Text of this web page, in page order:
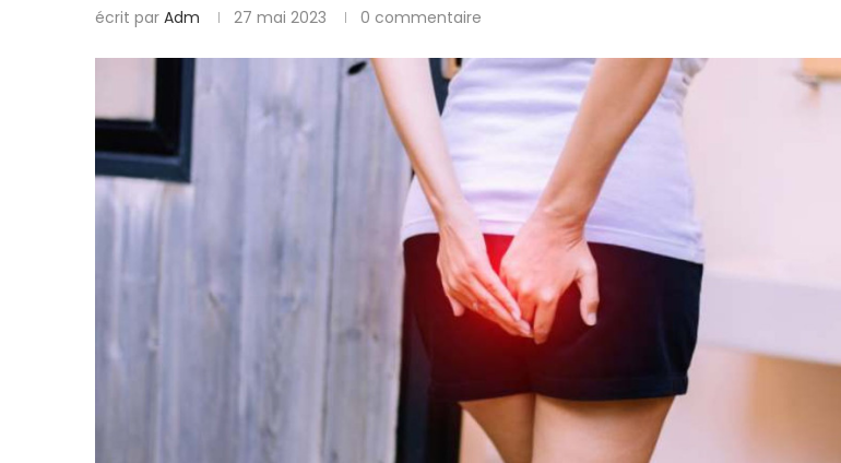
écrit par Adm 27 mai 2023 0 commentaire